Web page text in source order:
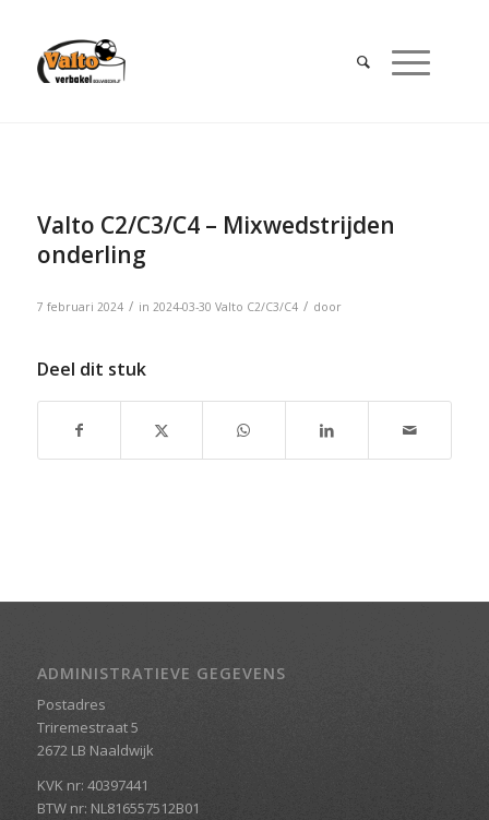
Valto C2/C3/C4 – Mixwedstrijden
onderling
7 februari 2024 / in 2024-03-30 Valto C2/C3/C4 / door
Deel dit stuk
ADMINISTRATIEVE GEGEVENS
Postadres
Triremestraat 5
2672 LB Naaldwijk
KVK nr: 40397441
BTW nr: NL816557512B01